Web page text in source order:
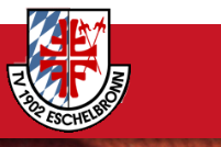
Wir verwenden
notwendig sind,
Cookie-